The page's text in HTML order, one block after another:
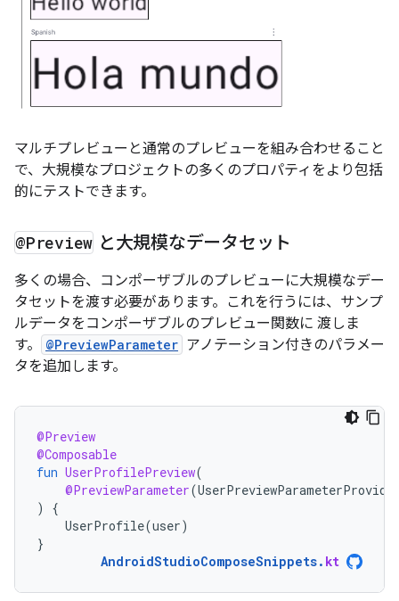
マルチプレビューと通常のプレビューを組み合わせること
で、大規模なプロジェクトの多くのプロパティをより包括
的にテストできます。
@Preview と大規模なデータセット
多くの場合、コンポーザブルのプレビューに大規模なデー
タセットを渡す必要があります。これを行うには、サンプ
ルデータをコンポーザブルのプレビュー関数に 渡しま
す。
@PreviewParameter アノテーション付きのパラメー
タを追加します。
@Preview
@Composable
fun UserProfilePreview(
@PreviewParameter(
)
{
UserProfile(user)
}
AndroidStudioComposeSnippets. kt